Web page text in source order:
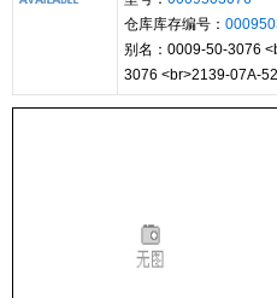
仓库库存编号：
别名：0009-50-3076
3076 <br>2139-07A-